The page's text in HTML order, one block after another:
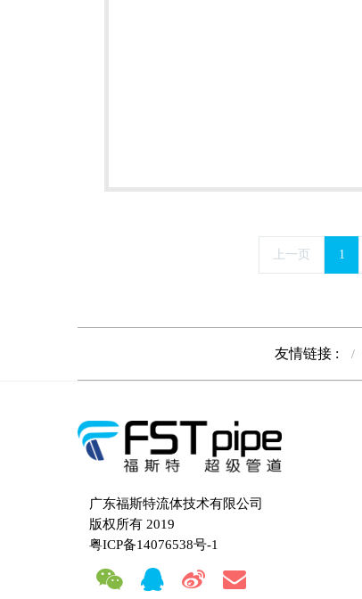
上一页 1
友情链接 :
广东福斯特流体技术有限公司
版权所有 2019
粤ICP备14076538号-1